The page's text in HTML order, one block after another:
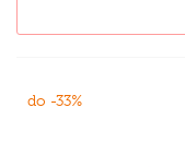
do -33%